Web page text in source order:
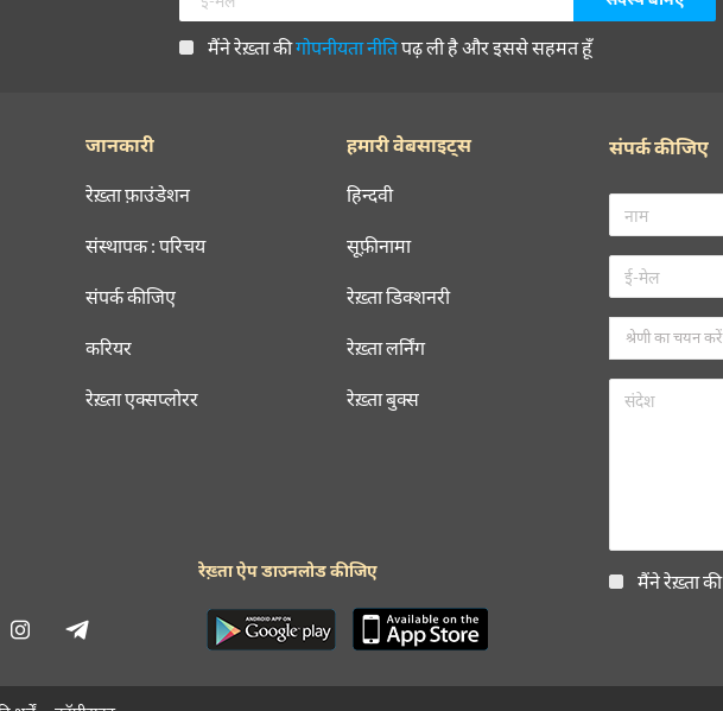
मैंने रेख़्ता कीगोपनीयता नीतिपढ़ ली है और इससे सहमत हूँ
जानकारी
रेख़्ता फ़ाउंडेशन
संस्थापक : परिचय
संपर्क कीजिए
करियर
रेख़्ता एक्सप्लोरर
हमारी वेबसाइट्स
हिन्दवी
सूफ़ीनामा
रेख़्ता डिक्शनरी
रेख़्ता लर्निंग
रेख़्ता बुक्स
संपर्क कीजिए
मैंने रेख़्ता
रेख़्ता ऐप डाउनलोड कीजिए